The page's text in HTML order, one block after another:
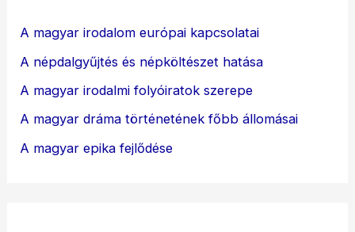
A magyar irodalom európai kapcsolatai
A népdalgyűjtés és népköltészet hatása
A magyar irodalmi folyóiratok szerepe
A magyar dráma történetének főbb állomásai
A magyar epika fejlődése